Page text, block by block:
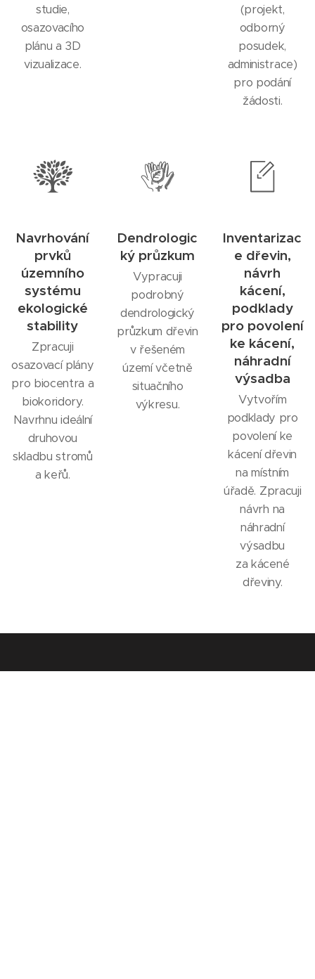
studie,
osazovacího
plánu a 3D
vizualizace.
(projekt,
odborný
posudek,
administrace)
pro podání
žádosti.
Navrhování
prvků
územního
systému
ekologické
stability
Zpracuji
osazovací plány
pro biocentra a
biokoridory.
Navrhnu ideální
druhovou
skladbu stromů
a keřů.
Dendrologic
ký průzkum
Vypracuji
podrobný
dendrologický
průzkum dřevin
v řešeném
území včetně
situačního
výkresu.
Inventarizac
e dřevin,
návrh
kácení,
podklady
pro povolení
ke kácení,
náhradní
výsadba
Vytvořím
podklady pro
povolení ke
kácení dřevin
na místním
úřadě. Zpracuji
návrh na
náhradní
výsadbu
za kácené
dřeviny.